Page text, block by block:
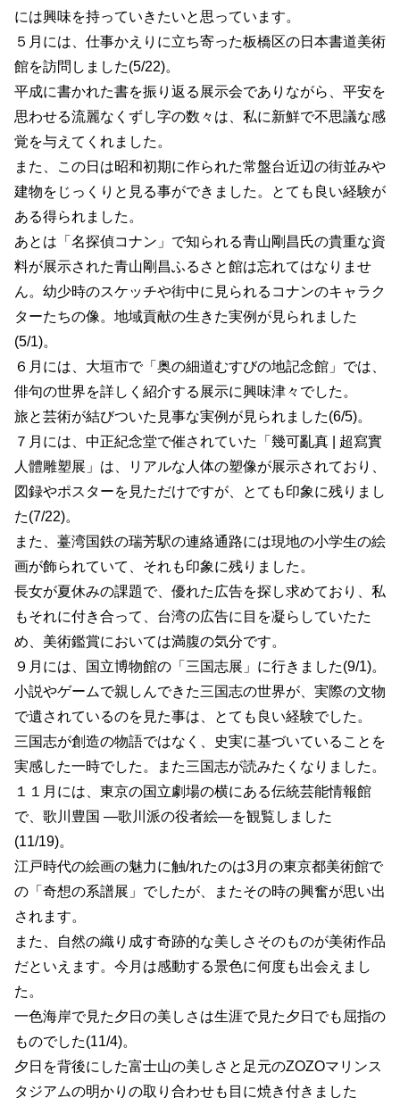
には興味を持っていきたいと思っています。
５月には、仕事かえりに立ち寄った板橋区の日本書道美術
館を訪問しました(5/22)。
平成に書かれた書を振り返る展示会でありながら、平安を
思わせる流麗なくずし字の数々は、私に新鮮で不思議な感
覚を与えてくれました。
また、この日は昭和初期に作られた常盤台近辺の街並みや
建物をじっくりと見る事ができました。とても良い経験が
ある得られました。
あとは「名探偵コナン」で知られる青山剛昌氏の貴重な資
料が展示された青山剛昌ふるさと館は忘れてはなりませ
ん。幼少時のスケッチや街中に見られるコナンのキャラク
ターたちの像。地域貢献の生きた実例が見られました
(5/1)。
６月には、大垣市で「奥の細道むすびの地記念館」では、
俳句の世界を詳しく紹介する展示に興味津々でした。
旅と芸術が結びついた見事な実例が見られました(6/5)。
７月には、中正紀念堂で催されていた「幾可亂真 | 超寫實
人體雕塑展」は、リアルな人体の塑像が展示されており、
図録やポスターを見ただけですが、とても印象に残りまし
た(7/22)。
また、薹湾国鉄の瑞芳駅の連絡通路には現地の小学生の絵
画が飾られていて、それも印象に残りました。
長女が夏休みの課題で、優れた広告を探し求めており、私
もそれに付き合って、台湾の広告に目を凝らしていたた
め、美術鑑賞においては満腹の気分です。
９月には、国立博物館の「三国志展」に行きました(9/1)。
小説やゲームで親しんできた三国志の世界が、実際の文物
で遺されているのを見た事は、とても良い経験でした。
三国志が創造の物語ではなく、史実に基づいていることを
実感した一時でした。また三国志が読みたくなりました。
１１月には、東京の国立劇場の横にある伝統芸能情報館
で、歌川豊国 ―歌川派の役者絵―を観覧しました
(11/19)。
江戸時代の絵画の魅力に触/れたのは3月の東京都美術館で
の「奇想の系譜展」でしたが、またその時の興奮が思い出
されます。
また、自然の織り成す奇跡的な美しさそのものが美術作品
だといえます。今月は感動する景色に何度も出会えまし
た。
一色海岸で見た夕日の美しさは生涯で見た夕日でも屈指の
ものでした(11/4)。
夕日を背後にした富士山の美しさと足元のZOZOマリンス
タジアムの明かりの取り合わせも目に焼き付きました